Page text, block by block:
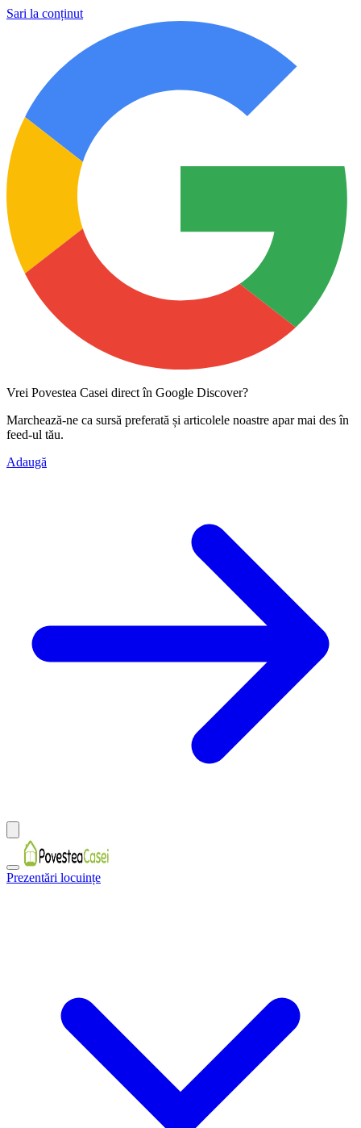
Sari la conținut
Vrei Povestea Casei direct în Google Discover?
Marchează-ne ca sursă preferată și articolele noastre apar mai des în
feed-ul tău.
Adaugă
Prezentări locuințe